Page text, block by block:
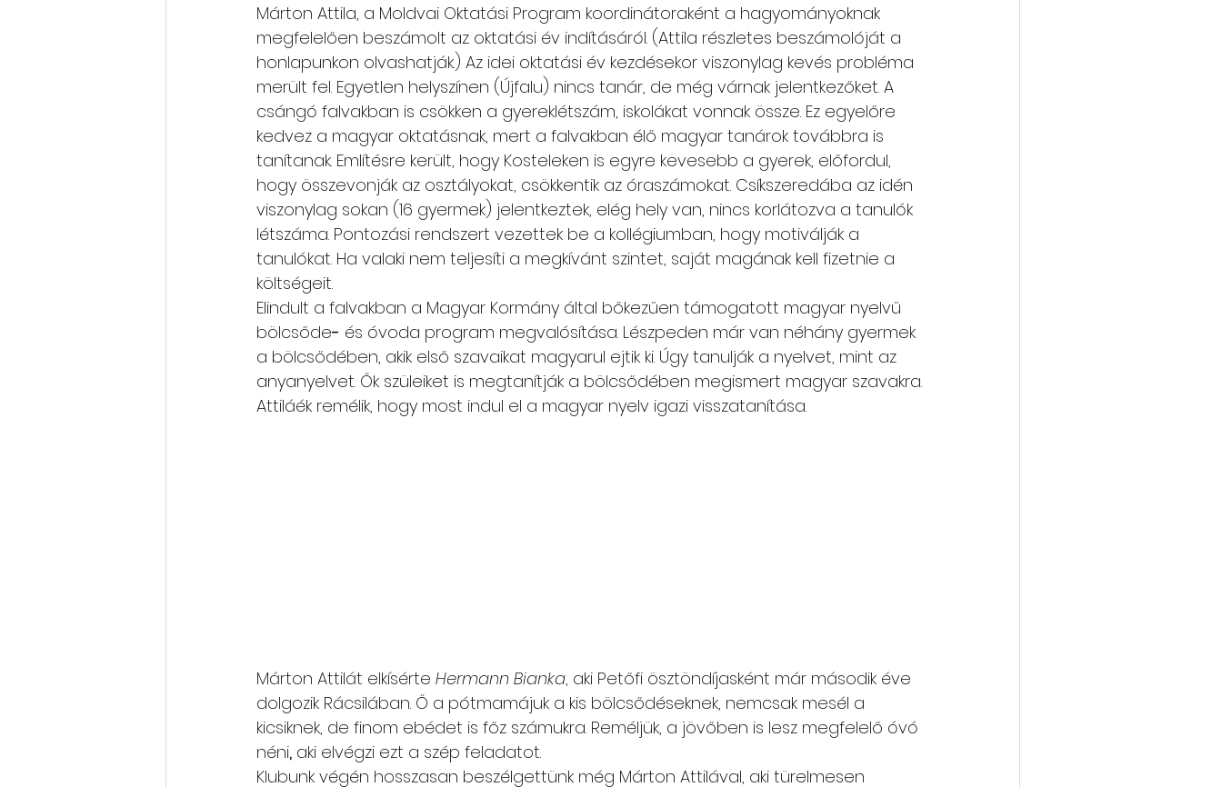
Márton Attila, a Moldvai Oktatási Program koordinátoraként a hagyományoknak
megfelelően beszámolt az oktatási év indításáról. (Attila részletes beszámolóját a
honlapunkon olvashatják.) Az idei oktatási év kezdésekor viszonylag kevés probléma
merült fel. Egyetlen helyszínen (Újfalu) nincs tanár, de még várnak jelentkezőket. A
csángó falvakban is csökken a gyereklétszám, iskolákat vonnak össze. Ez egyelőre
kedvez a magyar oktatásnak, mert a falvakban élő magyar tanárok továbbra is
tanítanak. Említésre került, hogy Kosteleken is egyre kevesebb a gyerek, előfordul,
hogy összevonják az osztályokat, csökkentik az óraszámokat. Csíkszeredába az idén
viszonylag sokan (16 gyermek) jelentkeztek, elég hely van, nincs korlátozva a tanulók
létszáma. Pontozási rendszert vezettek be a kollégiumban, hogy motiválják a
tanulókat. Ha valaki nem teljesíti a megkívánt szintet, saját magának kell fizetnie a
költségeit.
Elindult a falvakban a Magyar Kormány által bőkezűen támogatott magyar nyelvű
bölcsőde- és óvoda program megvalósítása. Lészpeden már van néhány gyermek
a bölcsődében, akik első szavaikat magyarul ejtik ki. Úgy tanulják a nyelvet, mint az
anyanyelvet. Ők szüleiket is megtanítják a bölcsődében megismert magyar szavakra.
Attiláék remélik, hogy most indul el a magyar nyelv igazi visszatanítása.
Márton Attilát elkísérte Hermann Bianka, aki Petőfi ösztöndíjasként már második éve
dolgozik Rácsilában. Ő a pótmamájuk a kis bölcsődéseknek, nemcsak mesél a
kicsiknek, de finom ebédet is főz számukra. Reméljük, a jövőben is lesz megfelelő óvó
néni, aki elvégzi ezt a szép feladatot.
Klubunk végén hosszasan beszélgettünk még Márton Attilával, aki türelmesen